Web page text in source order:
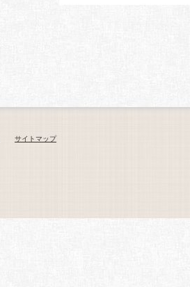
サイトマップ